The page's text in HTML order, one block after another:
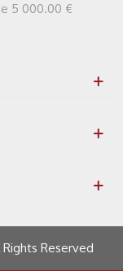
5 000.00 €
Reserved